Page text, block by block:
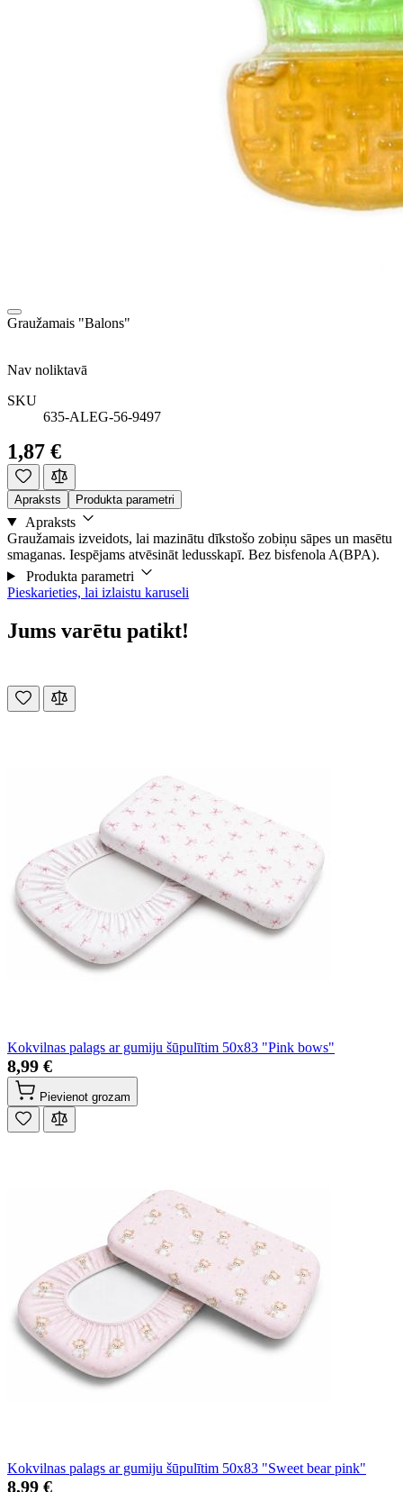
Graužamais "Balons"
Nav noliktavā
SKU
635-ALEG-56-9497
1,87 €
Apraksts Produkta parametri
Apraksts
Graužamais izveidots, lai mazinātu dīkstošo zobiņu sāpes un masētu
smaganas. Iespējams atvēsināt ledusskapī. Bez bisfenola A(BPA).
Produkta parametri
Pieskarieties, lai izlaistu karuseli
Jums varētu patikt!
Kokvilnas palags ar gumiju šūpulītim 50x83 "Pink bows"
8,99 €
Pievienot grozam
Kokvilnas palags ar gumiju šūpulītim 50x83 "Sweet bear pink"
8,99 €